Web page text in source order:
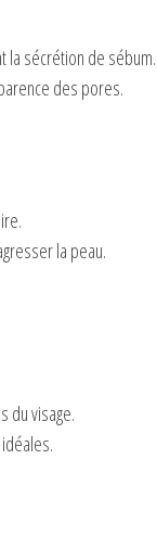
la sécrétion de sébum.
des pores.
la peau.
du visage.